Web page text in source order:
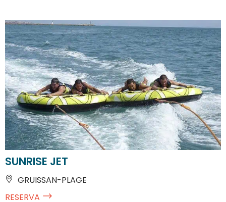
SUNRISE JET
GRUISSAN-PLAGE
RESERVA